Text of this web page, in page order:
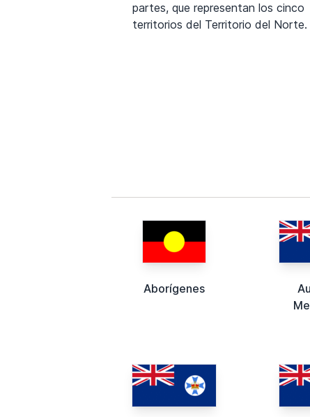
partes, que representan los cinco
territorios del Territorio del Norte.
Aborígenes